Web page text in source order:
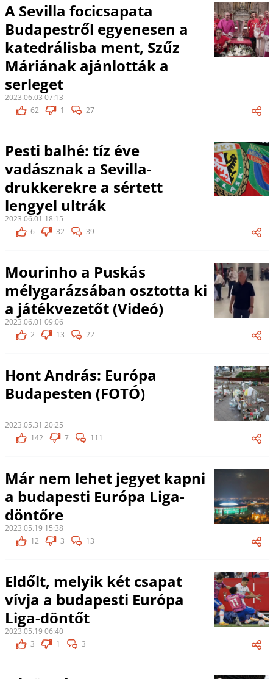
A Sevilla focicsapata
Budapestről egyenesen a
katedrálisba ment, Szűz
Máriának ajánlották a
serleget
2023.06.03 07:13
62
1 27
Pesti balhé: tíz éve
vadásznak a Sevilla-
drukkerekre a sértett
lengyel ultrák
2023.06.01 18:15
6
32 39
Mourinho a Puskás
mélygarázsában osztotta ki
a játékvezetőt (Videó)
2023.06.01 09:06
2
13 22
Hont András: Európa
Budapesten (FOTÓ)
2023.05.31 20:25
142
7 111
Már nem lehet jegyet kapni
a budapesti Európa Liga-
döntőre
2023.05.19 15:38
12
3 13
Eldőlt, melyik két csapat
vívja a budapesti Európa
Liga-döntőt
2023.05.19 06:40
3
1 3